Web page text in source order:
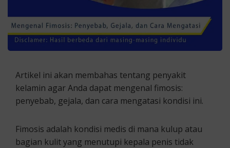
Artikel ini akan membahas tentang penyakit
kelamin agar Anda dapat mengenal fimosis:
penyebab, gejala, dan cara mengatasi kondisi ini.
Fimosis adalah kondisi medis di mana kulup atau
bagian kulit yang menutupi kepala penis tidak